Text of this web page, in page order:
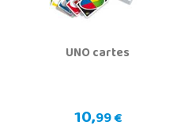
UNO cartes
10,99 €